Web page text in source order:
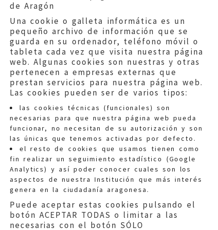
de Aragón
Una cookie o galleta informática es un
pequeño archivo de información que se
guarda en su ordenador, teléfono móvil o
tableta cada vez que visita nuestra página
web. Algunas cookies son nuestras y otras
pertenecen a empresas externas que
prestan servicios para nuestra página web.
Las cookies pueden ser de varios tipos:
las cookies técnicas (funcionales) son
necesarias para que nuestra página web pueda
funcionar, no necesitan de su autorización y son
las únicas que tenemos activadas por defecto.
el resto de cookies que usamos tienen como
fin realizar un seguimiento estadístico (Google
Analytics) y así poder conocer cuales son los
aspectos de nuestra Institución que más interés
genera en la ciudadanía aragonesa.
Puede aceptar estas cookies pulsando el
botón ACEPTAR TODAS o limitar a las
necesarias con el botón SÓLO
Quejas:quejas@eljusticiadearagon.es
Información general:
informacion@eljusticiadearagon.es
Teléfonos:900 210 210/